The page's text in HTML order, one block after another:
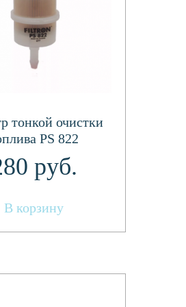
тонкой очистки
PS 822
руб.
В корзину